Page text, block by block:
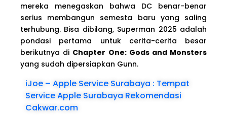
mereka menegaskan bahwa DC benar-benar
serius membangun semesta baru yang saling
terhubung. Bisa dibilang, Superman 2025 adalah
pondasi pertama untuk cerita-cerita besar
berikutnya di Chapter One: Gods and Monsters
yang sudah dipersiapkan Gunn.
iJoe – Apple Service Surabaya : Tempat
Service Apple Surabaya Rekomendasi
Cakwar.com